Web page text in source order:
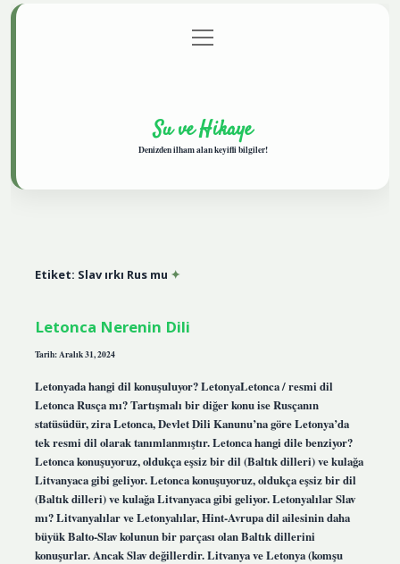
Gizlilik Politikası
menüyü
aç
Su ve Hikaye
Denizden ilham alan keyifli bilgiler!
Etiket: Slav ırkı Rus mu
Letonca Nerenin Dili
Tarih: Aralık 31, 2024
Letonyada hangi dil konuşuluyor? LetonyaLetonca / resmi dil
Letonca Rusça mı? Tartışmalı bir diğer konu ise Rusçanın
statüsüdür, zira Letonca, Devlet Dili Kanunu’na göre Letonya’da
tek resmi dil olarak tanımlanmıştır. Letonca hangi dile benziyor?
Letonca konuşuyoruz, oldukça eşsiz bir dil (Baltık dilleri) ve kulağa
Litvanyaca gibi geliyor. Letonca konuşuyoruz, oldukça eşsiz bir dil
(Baltık dilleri) ve kulağa Litvanyaca gibi geliyor. Letonyalılar Slav
mı? Litvanyalılar ve Letonyalılar, Hint-Avrupa dil ailesinin daha
büyük Balto-Slav kolunun bir parçası olan Baltık dillerini
konuşurlar. Ancak Slav değillerdir. Litvanya ve Letonya (komşu